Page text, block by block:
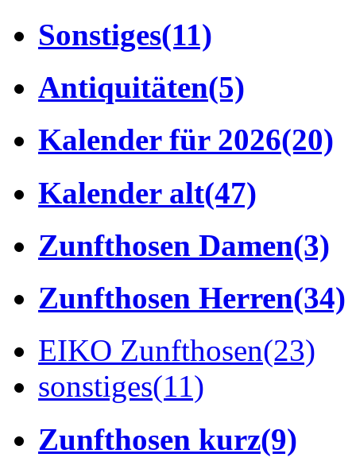
Sonstiges(11)
Antiquitäten(5)
Kalender für 2026(20)
Kalender alt(47)
Zunfthosen Damen(3)
Zunfthosen Herren(34)
EIKO Zunfthosen(23)
sonstiges(11)
Zunfthosen kurz(9)